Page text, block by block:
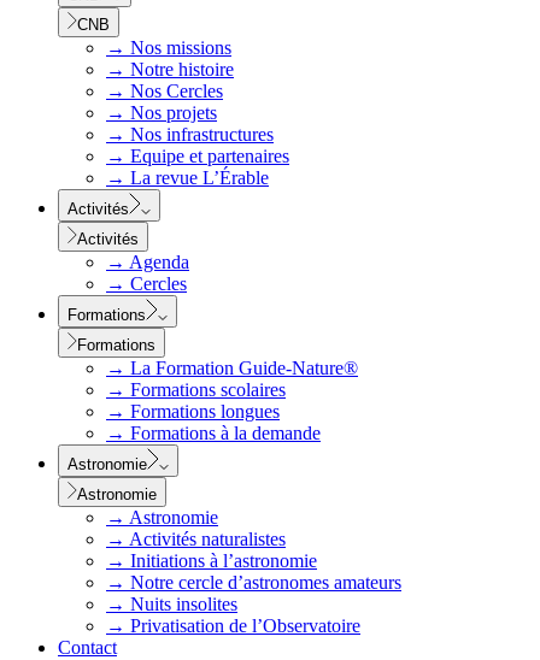
CNB
→ Nos missions
→ Notre histoire
→ Nos Cercles
→ Nos projets
→ Nos infrastructures
→ Equipe et partenaires
→ La revue L’Érable
Activités
Activités
→ Agenda
→ Cercles
Formations
Formations
→ La Formation Guide-Nature®
→ Formations scolaires
→ Formations longues
→ Formations à la demande
Astronomie
Astronomie
→ Astronomie
→ Activités naturalistes
→ Initiations à l’astronomie
→ Notre cercle d’astronomes amateurs
→ Nuits insolites
→ Privatisation de l’Observatoire
Contact